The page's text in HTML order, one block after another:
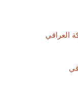
العراقي